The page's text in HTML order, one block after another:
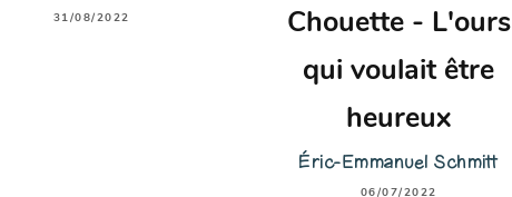
31/08/2022
Chouette - L'ours
qui voulait être
heureux
Éric-Emmanuel Schmitt
06/07/2022